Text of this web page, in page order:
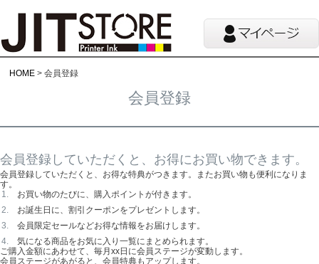
HOME 会員登録
会員登録
会員登録していただくと、お得にお買い物できます。
会員登録していただくと、お得な特典がつきます。またお買い物も便利になりま
す。
お買い物のたびに、購入ポイントが付きます。
お誕生日に、割引クーポンをプレゼントします。
会員限定セールなどお得な情報をお届けします。
気になる商品をお気に入り一覧にまとめられます。
ご購入金額にあわせて、毎月xx日に会員ステージが変動します。
会員ステージがあがると、会員特典もアップします。